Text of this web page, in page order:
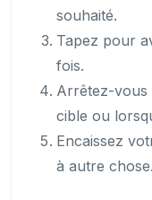
souhaité.
Tapez pour
fois.
Arrêtez-vous
cible ou
Encaissez
à autre chose.